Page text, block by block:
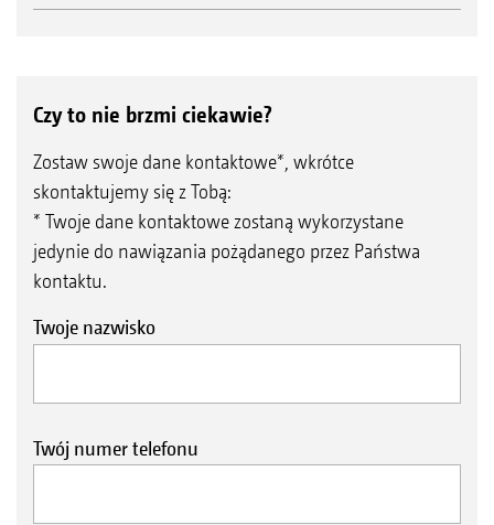
Czy to nie brzmi ciekawie?
Zostaw swoje dane kontaktowe*, wkrótce
skontaktujemy się z Tobą:
* Twoje dane kontaktowe zostaną wykorzystane
jedynie do nawiązania pożądanego przez Państwa
kontaktu.
Twoje nazwisko
Twój numer telefonu